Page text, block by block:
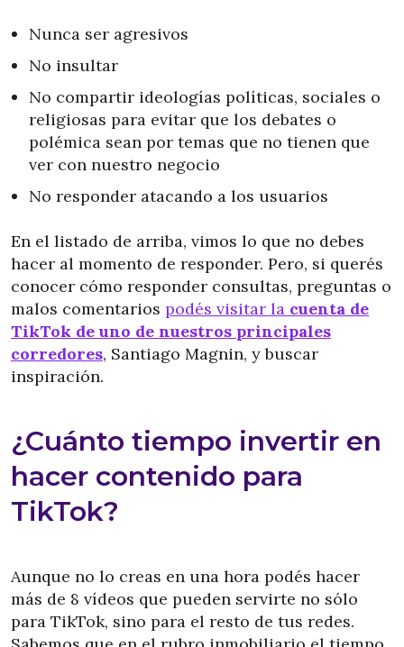
Nunca ser agresivos
No insultar
No compartir ideologías políticas, sociales o
religiosas para evitar que los debates o
polémica sean por temas que no tienen que
ver con nuestro negocio
No responder atacando a los usuarios
En el listado de arriba, vimos lo que no debes
hacer al momento de responder. Pero, si querés
conocer cómo responder consultas, preguntas o
malos comentarios podés visitar la cuenta de
TikTok de uno de nuestros principales
corredores, Santiago Magnin, y buscar
inspiración.
¿Cuánto tiempo invertir en
hacer contenido para
TikTok?
Aunque no lo creas en una hora podés hacer
más de 8 vídeos que pueden servirte no sólo
para TikTok, sino para el resto de tus redes.